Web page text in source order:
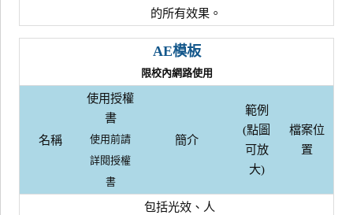
的所有效果。
AE模板
限校內網路使用
名稱
使用授權
書
使用前請
詳閱授權
書
簡介
範例
(點圖
可放
大)
檔案位
置
包括光效、人